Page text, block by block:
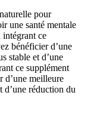
pour
une santé mentale
intégrant ce
bénéficier d’une
stable et d’une
ce supplément
d’une meilleure
d’une réduction du